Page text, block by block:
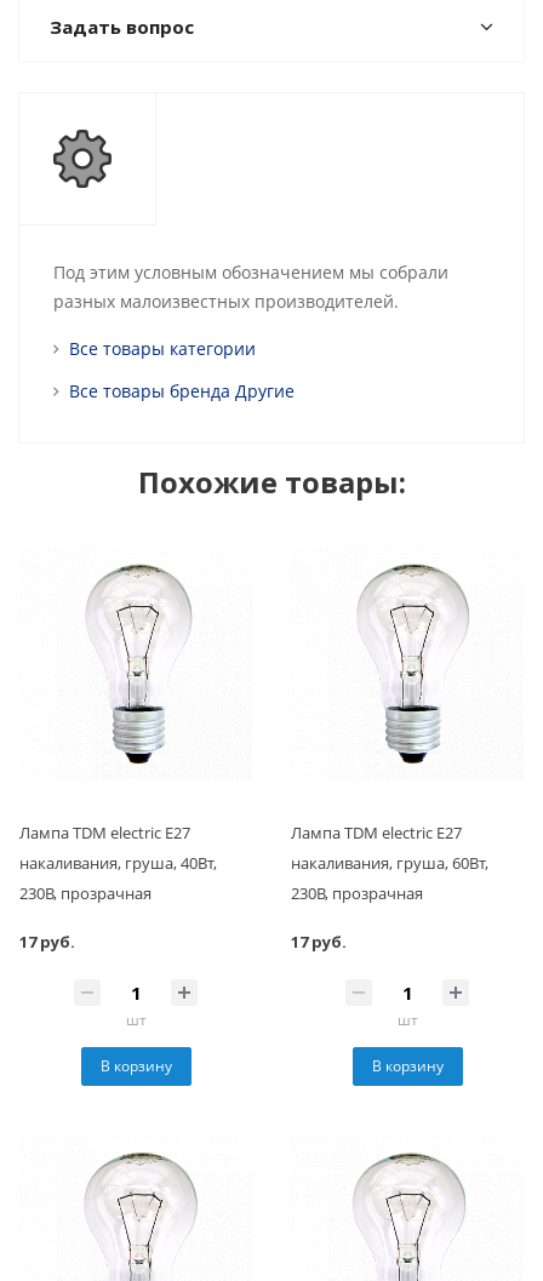
Задать вопрос
Под этим условным обозначением мы собрали
разных малоизвестных производителей.
Все товары категории
Все товары бренда Другие
Похожие товары:
Лампа TDM electric Е27
накаливания, груша, 40Вт,
230В, прозрачная
17 руб.
шт
В корзину
Лампа TDM electric Е27
накаливания, груша, 60Вт,
230В, прозрачная
17 руб.
шт
В корзину